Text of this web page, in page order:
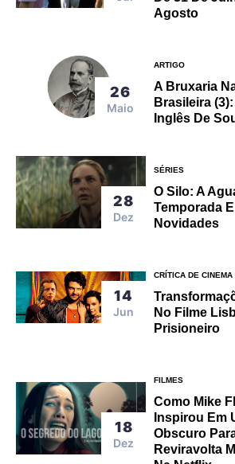
Agosto
26
Maio
ARTIGO
A Bruxaria
Brasileira
Inglês De
28
Dez
SÉRIES
O Silo: A
Temporada
Novidades
14
Jun
CRÍTICA DE CINEMA
No Filme
Prisioneiro
18
Dez
FILMES
Como Mike
Inspirou Em
Obscuro
Reviravolta